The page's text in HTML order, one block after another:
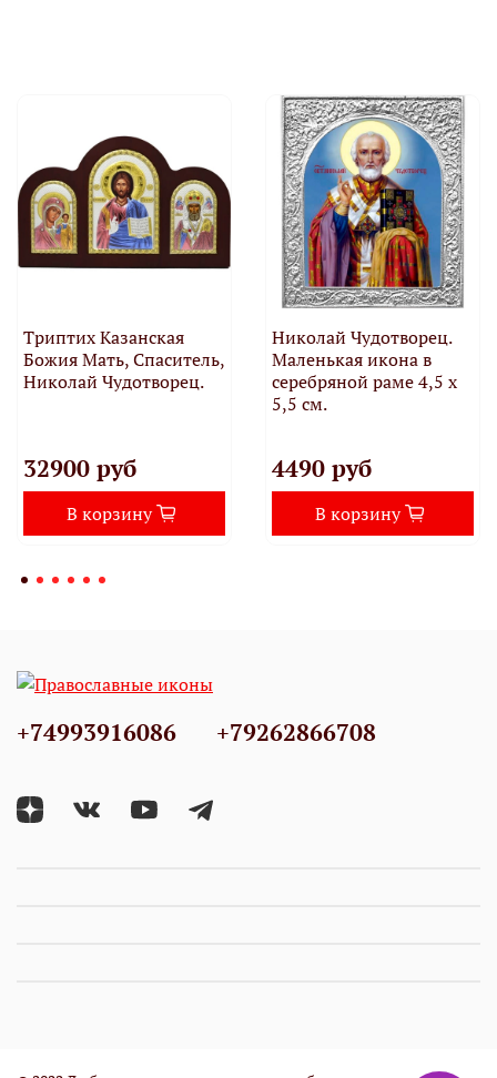
Триптих Казанская
Божия Мать, Спаситель,
Николай Чудотворец.
32900 руб
В корзину
Николай Чудотворец.
Маленькая икона в
серебряной раме 4,5 х
5,5 см.
4490 руб
В корзину
+74993916086 +79262866708